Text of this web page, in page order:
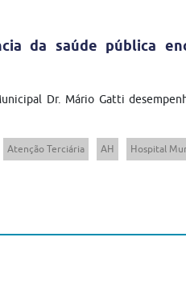
da saúde pública
Dr. Mário Gatti
Atenção Terciária AH Hospital